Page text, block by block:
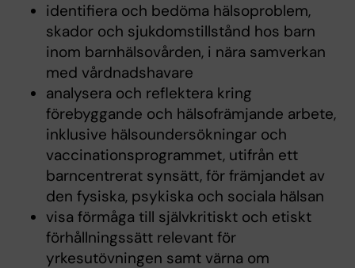
identifiera och bedöma hälsoproblem,
skador och sjukdomstillstånd hos barn
inom barnhälsovården, i nära samverkan
med vårdnadshavare
analysera och reflektera kring
förebyggande och hälsofrämjande arbete,
inklusive hälsoundersökningar och
vaccinationsprogrammet, utifrån ett
barncentrerat synsätt, för främjandet av
den fysiska, psykiska och sociala hälsan
visa förmåga till självkritiskt och etiskt
förhållningssätt relevant för
yrkesutövningen samt värna om